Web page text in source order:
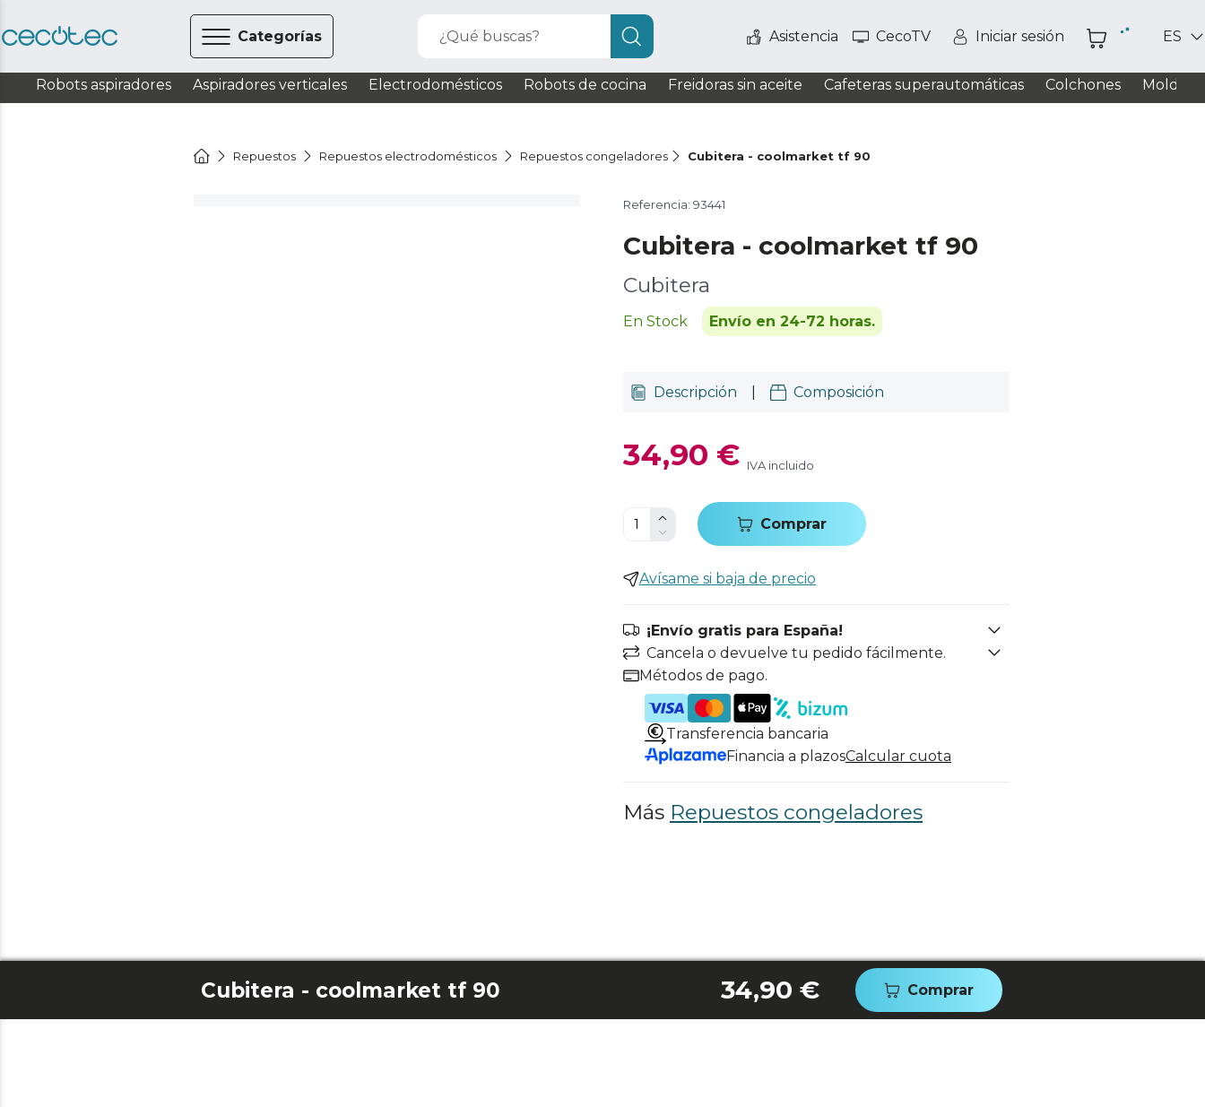
Categorías ¿Qué buscas? Asistencia CecoTV Iniciar sesión ES
Robots aspiradores Aspiradores verticales Electrodomésticos Robots de cocina Freidoras sin aceite Cafeteras superautomáticas Colchones
Repuestos Repuestos electrodomésticos Repuestos congeladores Cubitera - coolmarket tf 90
Referencia: 93441
Cubitera - coolmarket tf 90
Cubitera
En Stock Envío en 24-72 horas.
Descripción Composición
34,90 € IVA incluido
Comprar
Avísame si baja de precio
¡Envío gratis para España!
Cancela o devuelve tu pedido fácilmente.
Métodos de pago.
Transferencia bancaria
Financia a plazosCalcular cuota
Más Repuestos congeladores
Cubitera - coolmarket tf 90 34,90 € Comprar